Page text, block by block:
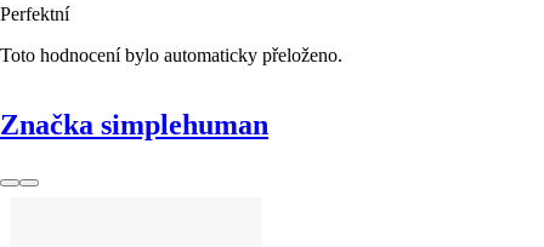
Perfektní
Toto hodnocení bylo automaticky přeloženo.
Značka simplehuman